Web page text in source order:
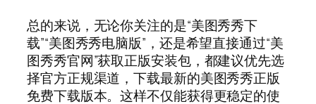
总的来说，无论你关注的是“美图秀秀下
载”“美图秀秀电脑版”，还是希望直接通过“美
图秀秀官网”获取正版安装包，都建议优先选
择官方正规渠道，下载最新的美图秀秀正版
免费下载版本。这样不仅能获得更稳定的使